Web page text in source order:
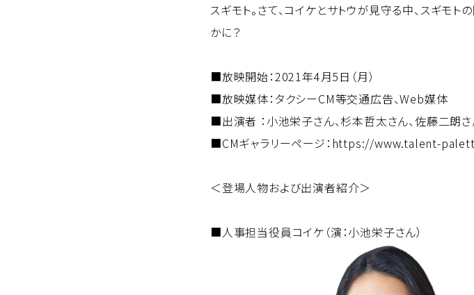
スギモト。さて、コイケとサトウが見守る中、スギモ
かに？
■放映開始：2021年4月5日（月）
■放映媒体：タクシーCM等交通広告、Web媒体
■出演者 ：小池栄子さん、杉本哲太さん、佐藤二朗
■CMギャラリーページ： https://www.talent-
＜登場人物および出演者紹介＞
■人事担当役員コイケ（演：小池栄子さん）